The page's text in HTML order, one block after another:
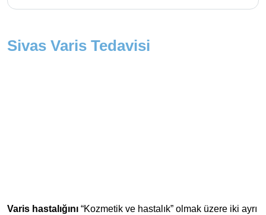
Sivas Varis Tedavisi
Varis hastalığını “Kozmetik ve hastalık” olmak üzere iki ayrı